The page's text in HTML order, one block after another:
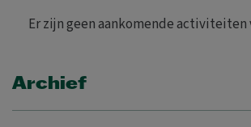
Er zijn geen aankomende
Archief